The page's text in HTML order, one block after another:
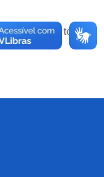
Voltar para o topo